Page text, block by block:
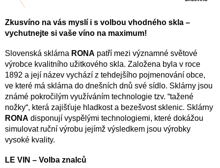
Zkusvíno na vás myslí i s volbou vhodného skla –
vychutnejte si vaše víno na maximum!
Slovenská sklárna RONA patří mezi významné světové
výrobce kvalitního užitkového skla. Založena byla v roce
1892 a její název vychází z tehdejšího pojmenování obce,
ve které má sklárna do dnešních dnů své sídlo. Sklárny jsou
známé pokročilým využíváním technologie tzv. “tažené
nožky“, která zajišťuje hladkost a bezešvost sklenic. Sklárny
RONA disponují vyspělými technologiemi, které dokážou
simulovat ruční výrobu jejímž výsledkem jsou výrobky
vysoké kvality.
LE VIN – Volba znalců